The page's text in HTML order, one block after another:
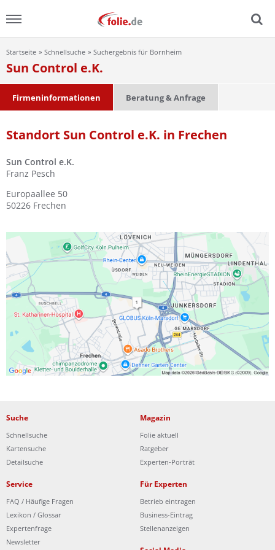
Menu
Home
Video
Ist Ihre Werkstatt schon dabei?
Kostenlos eintragen
Startseite Schnellsuche Suchergebnis für Bornheim
Sun Control e.K.
Firmeninformationen Beratung & Anfrage
Standort Sun Control e.K. in Frechen
Sun Control e.K.
Franz Pesch
Europaallee 50
50226 Frechen
Suche
Schnellsuche
Kartensuche
Detailsuche
Magazin
Folie aktuell
Ratgeber
Experten-Porträt
Service
FAQ / Häufige Fragen
Lexikon / Glossar
Expertenfrage
Newsletter
Für Experten
Betrieb eintragen
Business-Eintrag
Stellenanzeigen